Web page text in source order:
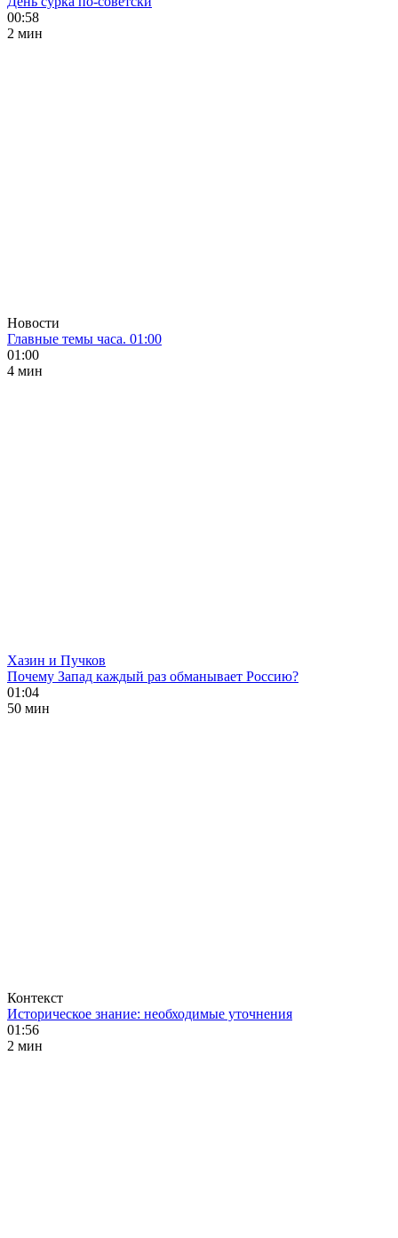
00:58
2 мин
Новости
Главные темы часа. 01:00
01:00
4 мин
Хазин и Пучков
Почему Запад каждый раз обманывает Россию?
01:04
50 мин
Контекст
Историческое знание: необходимые уточнения
01:56
2 мин